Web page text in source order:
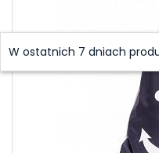
W ostatnich 7 dniach